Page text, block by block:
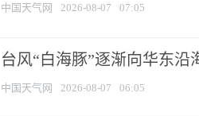
中国天气网 2026-08-07 07:05
台风“白海豚”逐渐向华东沿
中国天气网 2026-08-07 06:05